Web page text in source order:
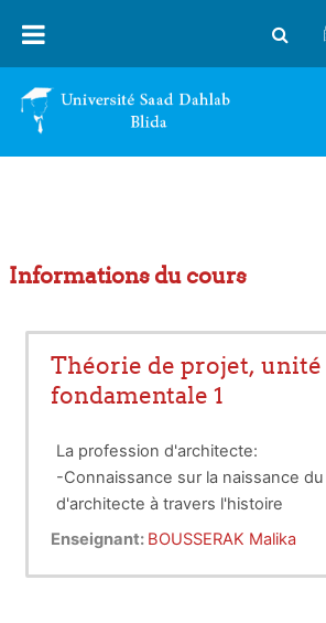
Informations du cours
Théorie de projet, unité
fondamentale 1
La profession d'architecte:
-Connaissance sur la naissance
d'architecte à travers l'histoire
-Rôle et mission de l'architecte
-Phases d'élaboration d'un projet
Enseignant: BOUSSERAK Malika